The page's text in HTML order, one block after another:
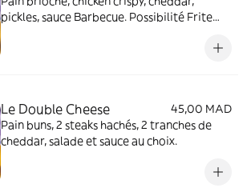
pickles, sauce Barbecue. Possibilité Frite
Le Double Cheese
45,00 MAD
Pain buns, 2 steaks hachés, 2 tranches de
cheddar, salade et sauce au choix.